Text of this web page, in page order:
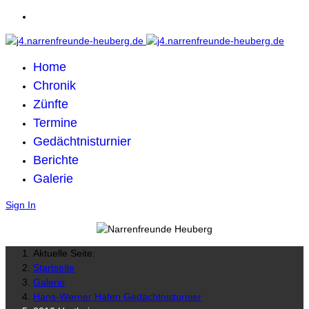
Home
Chronik
Zünfte
Termine
Gedächtnisturnier
Berichte
Galerie
Sign In
Aktuelle Seite:
Startseite
Galerie
Hans-Werner Hafen Gedächtnisturnier